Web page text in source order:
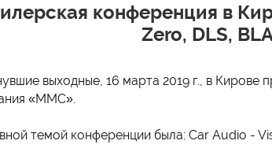
конференция в
Zero, DLS,
выходные, 16 марта 2019 г., в Кирове
«ММС».
темой конференции была: Car Audio -